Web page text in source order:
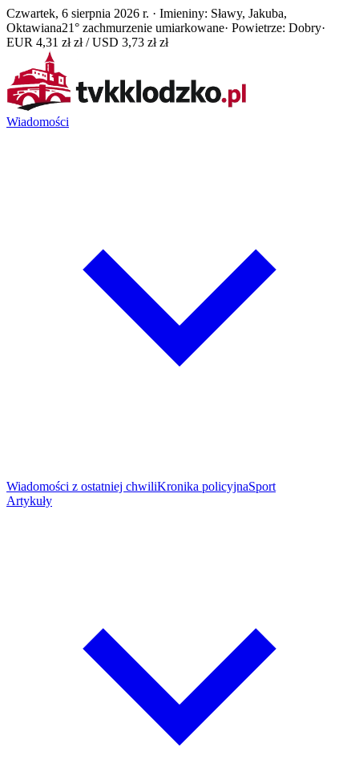
Czwartek, 6 sierpnia 2026 r. · Imieniny: Sławy, Jakuba,
Oktawiana21° zachmurzenie umiarkowane· Powietrze: Dobry·
EUR 4,31 zł zł / USD 3,73 zł zł
Wiadomości
Wiadomości z ostatniej chwiliKronika policyjnaSport
Artykuły